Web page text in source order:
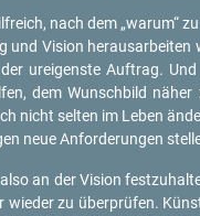
nach dem „warum“
und Vi­si­on her­aus­ar­bei­ten
ur­ei­gens­te Auf­trag.
dem Wunsch­bild näher
nicht sel­ten im Leben
neue An­for­de­run­gen
an der Vi­si­on
wie­der zu über­prü­fen.